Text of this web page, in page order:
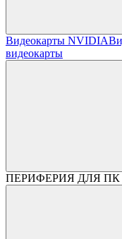
Видеокарты NVIDIA
видеокарты
ПЕРИФЕРИЯ ДЛЯ ПК